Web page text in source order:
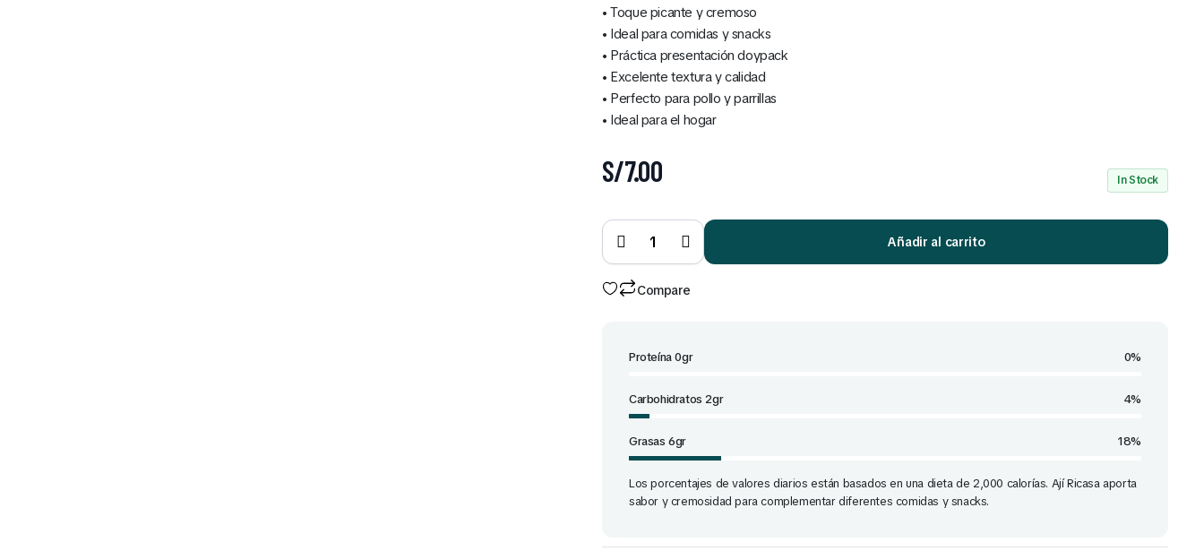
Cereales Ángel Bolsa 130 Gr
(Todos los Sabores)
S/2.50
• Toque picante y cremoso
• Ideal para comidas y snacks
• Práctica presentación doypack
• Excelente textura y calidad
• Perfecto para pollo y parrillas
• Ideal para el hogar
S/7.00 In Stock
Ají
Ricasa
Doypack
400 gr
quantity
Añadir al carrito
Compare
Proteína 0gr 0%
Carbohidratos 2gr 4%
Grasas 6gr 18%
Los porcentajes de valores diarios están basados en una dieta de 2,000 calorías. Ají Ricasa aporta
sabor y cremosidad para complementar diferentes comidas y snacks.